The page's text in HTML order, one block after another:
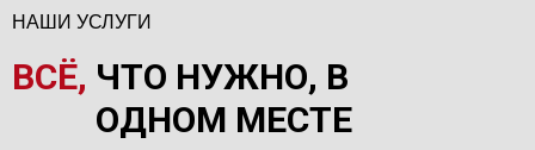
НАШИ УСЛУГИ
ЧТО НУЖНО, В
ОДНОМ МЕСТЕ
ВСЁ,